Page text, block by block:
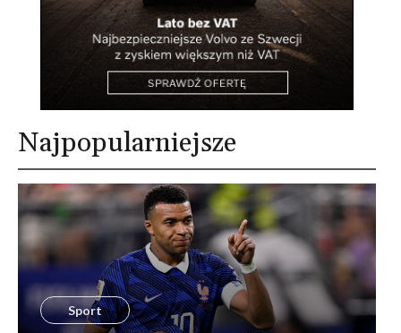
Najpopularniejsze
Sport